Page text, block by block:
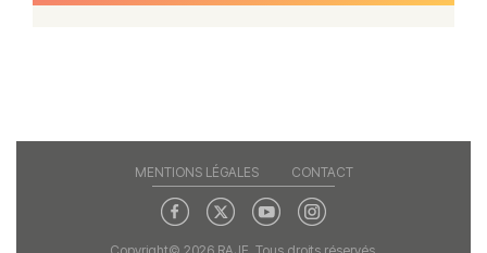
MENTIONS LÉGALES CONTACT